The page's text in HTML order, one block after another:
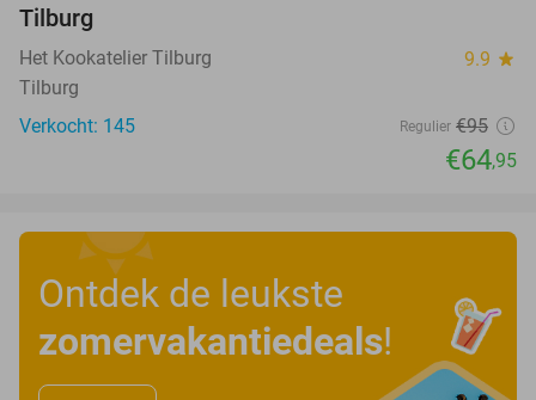
Tilburg
Het Kookatelier Tilburg 9.9 star
Tilburg
Verkocht: 145
Regulier €95
€64,95
Ontdek de leukste
zomervakantiedeals!